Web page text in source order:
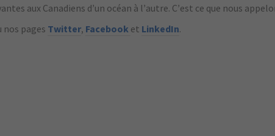
aux Canadiens d’un océan à l’autre. C’est ce que nous
nos pages Twitter, Facebook et LinkedIn.